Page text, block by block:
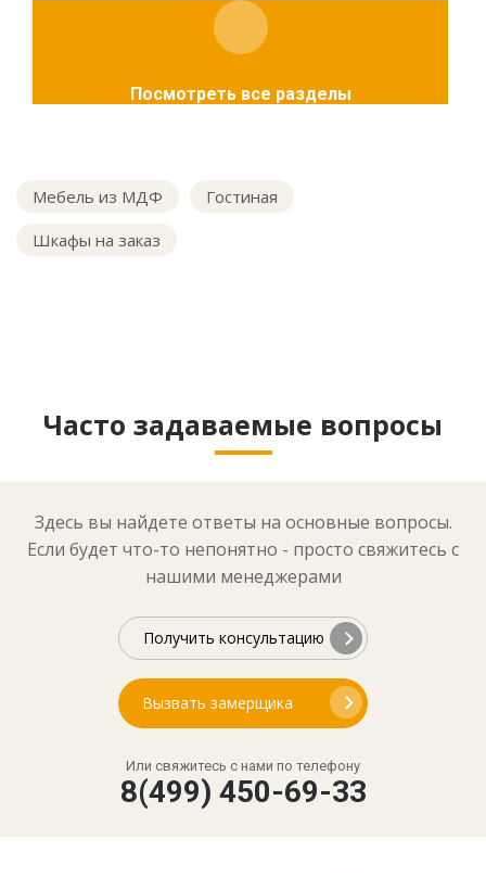
Посмотреть все разделы
Мебель из МДФ
Гостиная
Шкафы на заказ
Часто задаваемые вопросы
Здесь вы найдете ответы на основные вопросы.
Если будет что-то непонятно - просто свяжитесь с
нашими менеджерами
Получить консультацию
Вызвать замерщика
Или свяжитесь с нами по телефону
8(499) 450-69-33